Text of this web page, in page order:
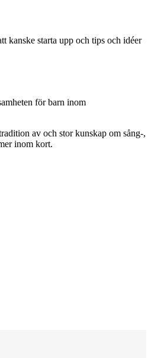
kanske starta upp och tips och idéer
för barn inom
av och stor kunskap om sång-,
inom kort.